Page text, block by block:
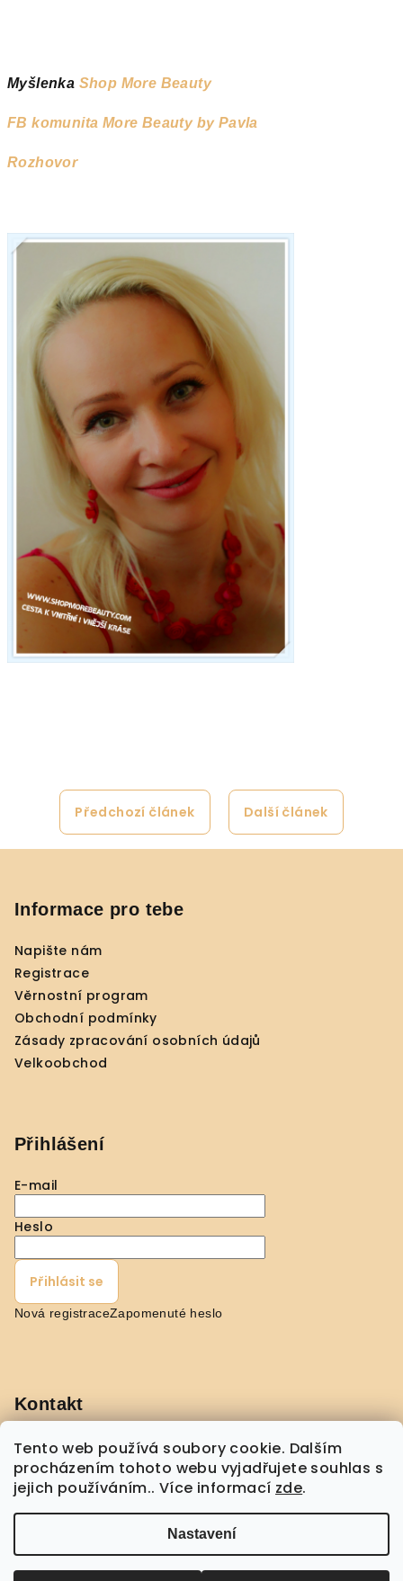
Tento web používá soubory cookie. Dalším
procházením tohoto webu vyjadřujete souhlas s
jejich používáním.. Více informací zde.
Nastavení
Myšlenka Shop More Beauty
FB komunita More Beauty by Pavla
Rozhovor
Předchozí článek Další článek
Informace pro tebe
Napište nám
Registrace
Věrnostní program
Obchodní podmínky
Zásady zpracování osobních údajů
Velkoobchod
Přihlášení
E-mail
Heslo
Přihlásit se
Nová registraceZapomenuté heslo
Kontakt
pavla@shopmorebeauty.com
+420 608 432 775
Upravit nastavení cookies